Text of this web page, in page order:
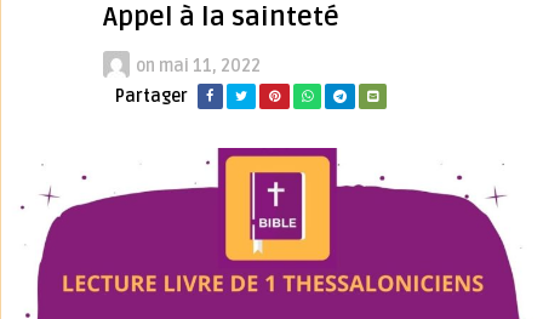
Appel à la sainteté
on mai 11, 2022
Partager